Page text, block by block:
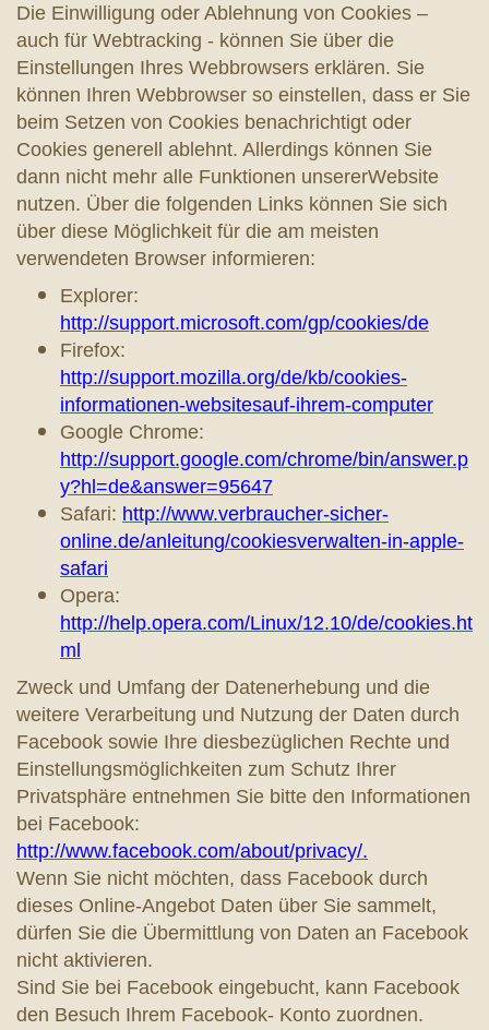
Die Einwilligung oder Ablehnung von Cookies –
auch für Webtracking - können Sie über die
Einstellungen Ihres Webbrowsers erklären. Sie
können Ihren Webbrowser so einstellen, dass er Sie
beim Setzen von Cookies benachrichtigt oder
Cookies generell ablehnt. Allerdings können Sie
dann nicht mehr alle Funktionen unsererWebsite
nutzen. Über die folgenden Links können Sie sich
über diese Möglichkeit für die am meisten
verwendeten Browser informieren:
Explorer:
http://support.microsoft.com/gp/cookies/de
Firefox:
http://support.mozilla.org/de/kb/cookies-
informationen-websitesauf-ihrem-computer
Google Chrome:
http://support.google.com/chrome/bin/answer.p
y?hl=de&answer=95647
Safari: http://www.verbraucher-sicher-
online.de/anleitung/cookiesverwalten-in-apple-
safari
Opera:
http://help.opera.com/Linux/12.10/de/cookies.ht
ml
Zweck und Umfang der Datenerhebung und die
weitere Verarbeitung und Nutzung der Daten durch
Facebook sowie Ihre diesbezüglichen Rechte und
Einstellungsmöglichkeiten zum Schutz Ihrer
Privatsphäre entnehmen Sie bitte den Informationen
bei Facebook:
http://www.facebook.com/about/privacy/.
Wenn Sie nicht möchten, dass Facebook durch
dieses Online-Angebot Daten über Sie sammelt,
dürfen Sie die Übermittlung von Daten an Facebook
nicht aktivieren.
Sind Sie bei Facebook eingebucht, kann Facebook
den Besuch Ihrem Facebook- Konto zuordnen.